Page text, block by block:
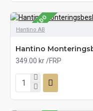
SE LAGERSALDO
Hantino AB
Hantino
349.00 kr /FRP